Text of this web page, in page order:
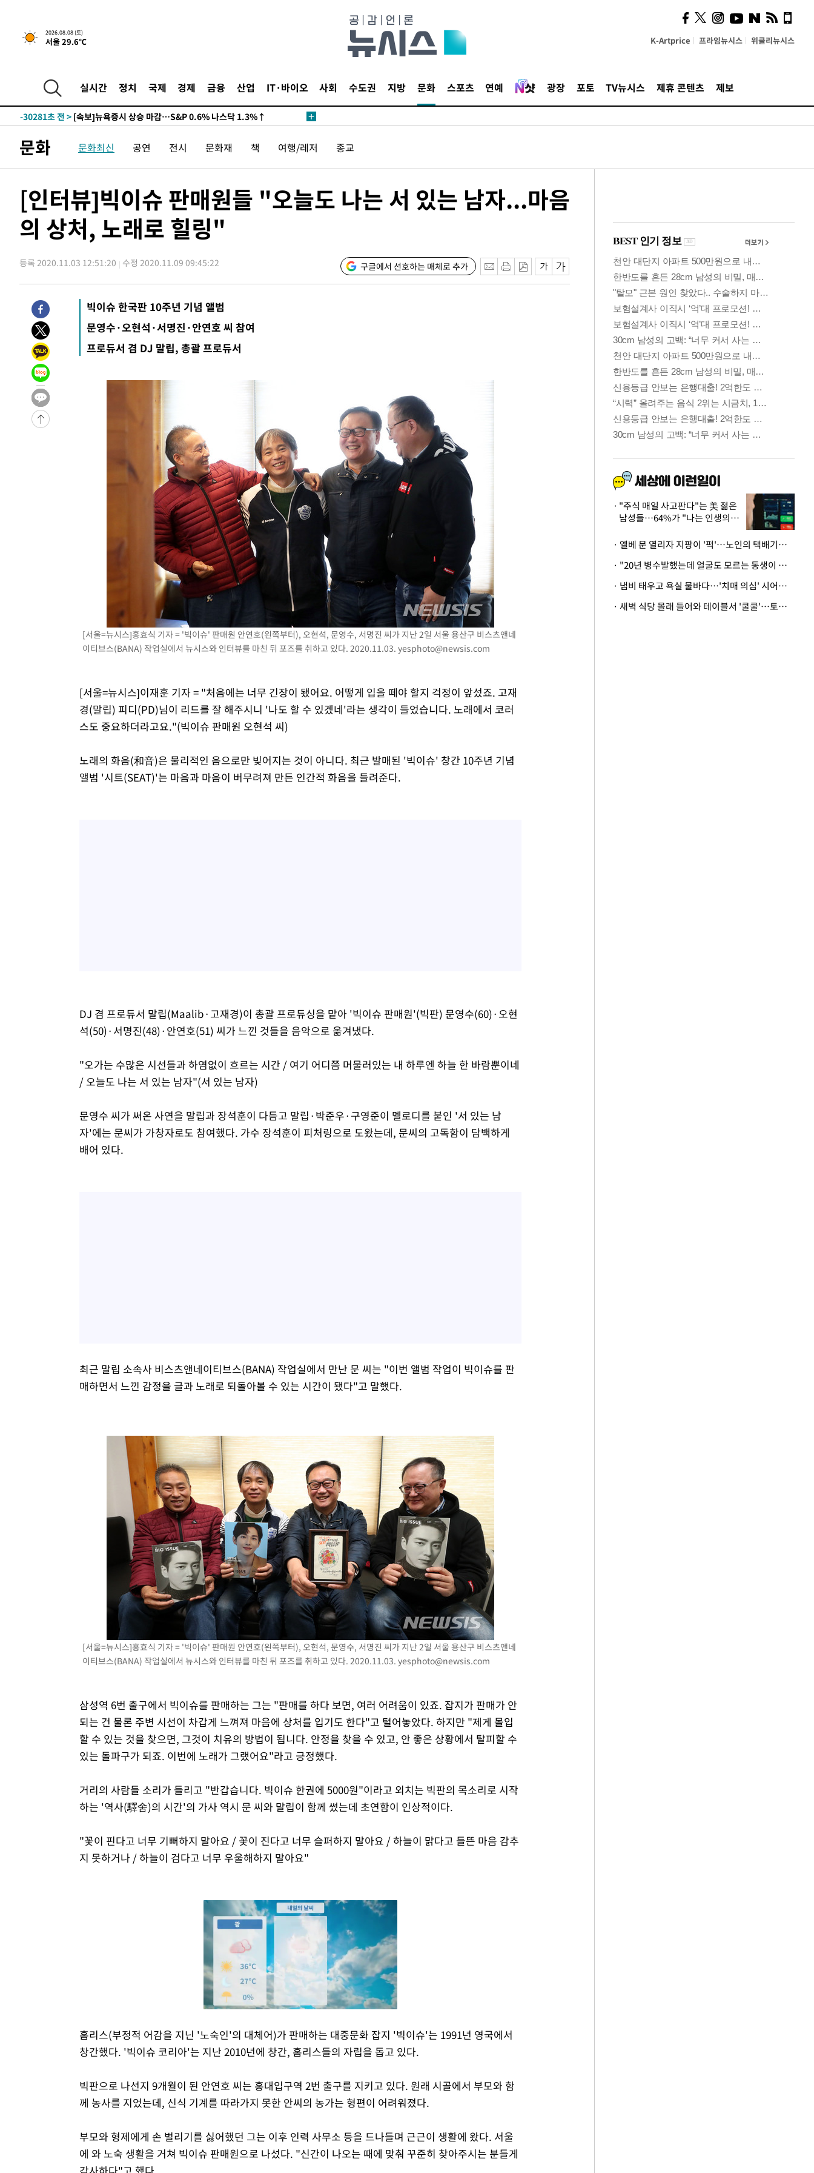
2026.08.08 (토)
서울 29.6℃ K-Artprice 프라임뉴시스 위클리뉴시스
실시간 정치 국제 경제 금융 산업 IT·바이오 사회 수도권 지방 문화 스포츠 연예 광장 포토 TV뉴시스 제휴 콘텐츠 제보
-30281초 전 > [속보]뉴욕증시 상승 마감…S&P 0.6% 나스닥 1.3%↑
문화 문화최신 공연 전시 문화재 책 여행/레저 종교
[인터뷰]빅이슈 판매원들 "오늘도 나는 서 있는 남자...마음
의 상처, 노래로 힐링"
등록 2020.11.03 12:51:20 수정 2020.11.09 09:45:22 구글에서 선호하는 매체로 추가
빅이슈 한국판 10주년 기념 앨범
문영수·오현석·서명진·안연호 씨 참여
프로듀서 겸 DJ 말립, 총괄 프로듀서
[서울=뉴시스]홍효식 기자 = '빅이슈' 판매원 안연호(왼쪽부터), 오현석, 문영수, 서명진 씨가 지난 2일 서울 용산구 비스츠앤네
이티브스(BANA) 작업실에서 뉴시스와 인터뷰를 마친 뒤 포즈를 취하고 있다. 2020.11.03. yesphoto@newsis.com
[서울=뉴시스]이재훈 기자 = "처음에는 너무 긴장이 됐어요. 어떻게 입을 떼야 할지 걱정이 앞섰죠. 고재
경(말립) 피디(PD)님이 리드를 잘 해주시니 '나도 할 수 있겠네'라는 생각이 들었습니다. 노래에서 코러
스도 중요하더라고요."(빅이슈 판매원 오현석 씨)
노래의 화음(和音)은 물리적인 음으로만 빚어지는 것이 아니다. 최근 발매된 '빅이슈' 창간 10주년 기념
앨범 '시트(SEAT)'는 마음과 마음이 버무려져 만든 인간적 화음을 들려준다.
DJ 겸 프로듀서 말립(Maalib·고재경)이 총괄 프로듀싱을 맡아 '빅이슈 판매원'(빅판) 문영수(60)·오현
석(50)·서명진(48)·안연호(51) 씨가 느낀 것들을 음악으로 옮겨냈다.
"오가는 수많은 시선들과 하염없이 흐르는 시간 / 여기 어디쯤 머물러있는 내 하루엔 하늘 한 바람뿐이네
/ 오늘도 나는 서 있는 남자"(서 있는 남자)
문영수 씨가 써온 사연을 말립과 장석훈이 다듬고 말립·박준우·구영준이 멜로디를 붙인 '서 있는 남
자'에는 문씨가 가창자로도 참여했다. 가수 장석훈이 피처링으로 도왔는데, 문씨의 고독함이 담백하게
배어 있다.
최근 말립 소속사 비스츠앤네이티브스(BANA) 작업실에서 만난 문 씨는 "이번 앨범 작업이 빅이슈를 판
매하면서 느낀 감정을 글과 노래로 되돌아볼 수 있는 시간이 됐다"고 말했다.
[서울=뉴시스]홍효식 기자 = '빅이슈' 판매원 안연호(왼쪽부터), 오현석, 문영수, 서명진 씨가 지난 2일 서울 용산구 비스츠앤네
이티브스(BANA) 작업실에서 뉴시스와 인터뷰를 마친 뒤 포즈를 취하고 있다. 2020.11.03. yesphoto@newsis.com
삼성역 6번 출구에서 빅이슈를 판매하는 그는 "판매를 하다 보면, 여러 어려움이 있죠. 잡지가 판매가 안
되는 건 물론 주변 시선이 차갑게 느껴져 마음에 상처를 입기도 한다"고 털어놓았다. 하지만 "제게 몰입
할 수 있는 것을 찾으면, 그것이 치유의 방법이 됩니다. 안정을 찾을 수 있고, 안 좋은 상황에서 탈피할 수
있는 돌파구가 되죠. 이번에 노래가 그랬어요"라고 긍정했다.
거리의 사람들 소리가 들리고 "반갑습니다. 빅이슈 한권에 5000원"이라고 외치는 빅판의 목소리로 시작
하는 '역사(驛舍)의 시간'의 가사 역시 문 씨와 말립이 함께 썼는데 초연함이 인상적이다.
"꽃이 핀다고 너무 기뻐하지 말아요 / 꽃이 진다고 너무 슬퍼하지 말아요 / 하늘이 맑다고 들뜬 마음 감추
지 못하거나 / 하늘이 검다고 너무 우울해하지 말아요"
Mute
홈리스(부정적 어감을 지닌 '노숙인'의 대체어)가 판매하는 대중문화 잡지 '빅이슈'는 1991년 영국에서
창간했다. '빅이슈 코리아'는 지난 2010년에 창간, 홈리스들의 자립을 돕고 있다.
빅판으로 나선지 9개월이 된 안연호 씨는 홍대입구역 2번 출구를 지키고 있다. 원래 시골에서 부모와 함
께 농사를 지었는데, 신식 기계를 따라가지 못한 안씨의 농가는 형편이 어려워졌다.
부모와 형제에게 손 벌리기를 싫어했던 그는 이후 인력 사무소 등을 드나들며 근근이 생활에 왔다. 서울
에 와 노숙 생활을 거쳐 빅이슈 판매원으로 나섰다. "신간이 나오는 때에 맞춰 꾸준히 찾아주시는 분들게
시, 스마트폰 액세서리에
NFC 더했다
"주식 매일 사고판다"는 美 젊은
남성들…64%가 "나는 인생의
· 엘베 문 열리자 지팡이 '퍽'…노인의 택배기사 폭행 이유
· "20년 병수발했는데 얼굴도 모르는 동생이 유산 절반을"…배다른 형제 상속권 있을까
· 냄비 태우고 욕실 물바다…'치매 의심' 시어머니 검사 권유했다가 '날벼락'
· 새벽 식당 몰래 들어와 테이블서 '쿨쿨'…토사물 남기고 사라진 남성